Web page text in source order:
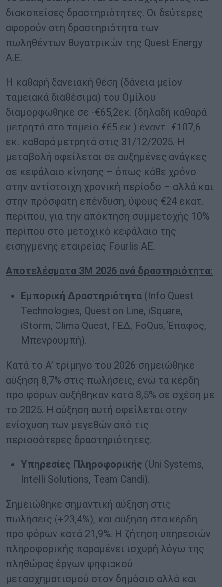
διακοπείσες δραστηριότητες. Οι δεύτερες
αφορούν στη δραστηριότητα των
πωληθέντων θυγατρικών της Quest Energy
A.E.
Η καθαρή δανειακή θέση (δάνεια μείον
ταμειακά διαθέσιμα) του Ομίλου
διαμορφώθηκε σε -€65,2εκ. (δηλαδή καθαρά
μετρητά στο ταμείο €65 εκ.) έναντι €107,6
εκ. καθαρά μετρητά στις 31/12/2025. Η
μεταβολή οφείλεται σε αυξημένες ανάγκες
σε κεφάλαιο κίνησης – όπως κάθε χρόνο
στην αντίστοιχη χρονική περίοδο – αλλά και
στην πρόσφατη επένδυση, ύψους €24 εκατ.
περίπου, για την απόκτηση συμμετοχής 10%
περίπου στο μετοχικό κεφάλαιο της
εισηγμένης εταιρείας Fourlis ΑΕ.
Αποτελέσματα 3Μ 2026 ανά δραστηριότητα:
Εμπορική Δραστηριότητα (Info Quest
Technologies, Quest on Line, iSquare,
iStorm, Clima Quest, ΓΕΔ, FoQus, Έπαφος,
Μπενρουμπή).
Κατά το Α’ τρίμηνο του 2026 σημειώθηκε
αύξηση 8,7% στις πωλήσεις, ενώ τα κέρδη
προ φόρων αυξήθηκαν κατά 8,5% σε σχέση με
το 2025. Η αύξηση αυτή οφείλεται στην
ενίσχυση των μεγεθών από τις
περισσότερες δραστηριότητες.
Υπηρεσίες Πληροφορικής (Uni Systems,
Intelli Solutions, Team Candi).
Σημειώθηκε σημαντική αύξηση στις
πωλήσεις (+23,4%), και αύξηση στα κέρδη
προ φόρων κατά 21,9%. Η ζήτηση υπηρεσιών
πληροφορικής παραμένει ισχυρή λόγω της
πληθώρας έργων ψηφιακού
μετασχηματισμού στον δημόσιο αλλά και